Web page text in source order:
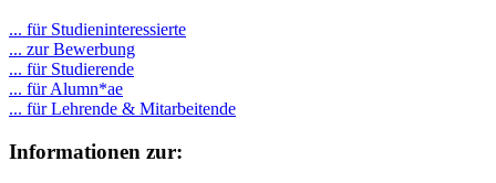
... für Studieninteressierte
... zur Bewerbung
... für Studierende
... für Alumn*ae
... für Lehrende & Mitarbeitende
Informationen zur: